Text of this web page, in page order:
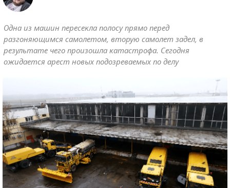
Одна из машин пересекла полосу прямо перед
разгоняющимся самолетом, вторую самолет задел, в
результате чего произошла катастрофа. Сегодня
ожидается арест новых подозреваемых по делу